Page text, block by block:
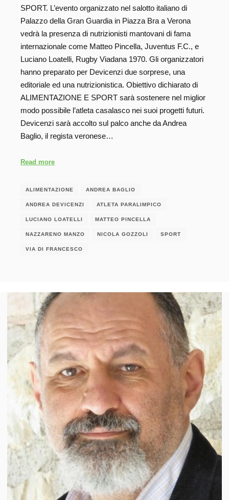
SPORT. L’evento organizzato nel salotto italiano di
Palazzo della Gran Guardia in Piazza Bra a Verona
vedrà la presenza di nutrizionisti mantovani di fama
internazionale come Matteo Pincella, Juventus F.C., e
Luciano Loatelli, Rugby Viadana 1970. Gli organizzatori
hanno preparato per Devicenzi due sorprese, una
editoriale ed una nutrizionistica. Obiettivo dichiarato di
ALIMENTAZIONE E SPORT sarà sostenere nel miglior
modo possibile l’atleta casalasco nei suoi progetti futuri.
Devicenzi sarà accolto sul palco anche da Andrea
Baglio, il regista veronese…
Read more
ALIMENTAZIONE ANDREA BAGLIO
ANDREA DEVICENZI ATLETA PARALIMPICO
LUCIANO LOATELLI MATTEO PINCELLA
NAZZARENO MANZO NICOLA GOZZOLI SPORT
VIA DI FRANCESCO